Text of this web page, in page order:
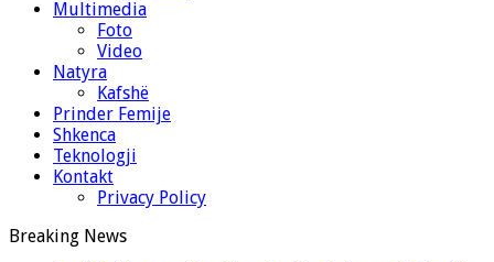
Multimedia
Foto
Video
Natyra
Kafshë
Prinder Femije
Shkenca
Teknologji
Kontakt
Privacy Policy
Breaking News